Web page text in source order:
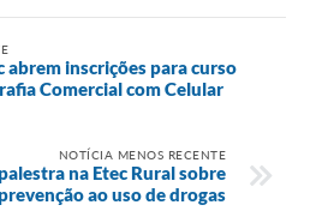
abrem inscrições para curso
Comercial com Celular
NOTÍCIA MENOS RECENTE
na Etec Rural sobre
prevenção ao uso de drogas